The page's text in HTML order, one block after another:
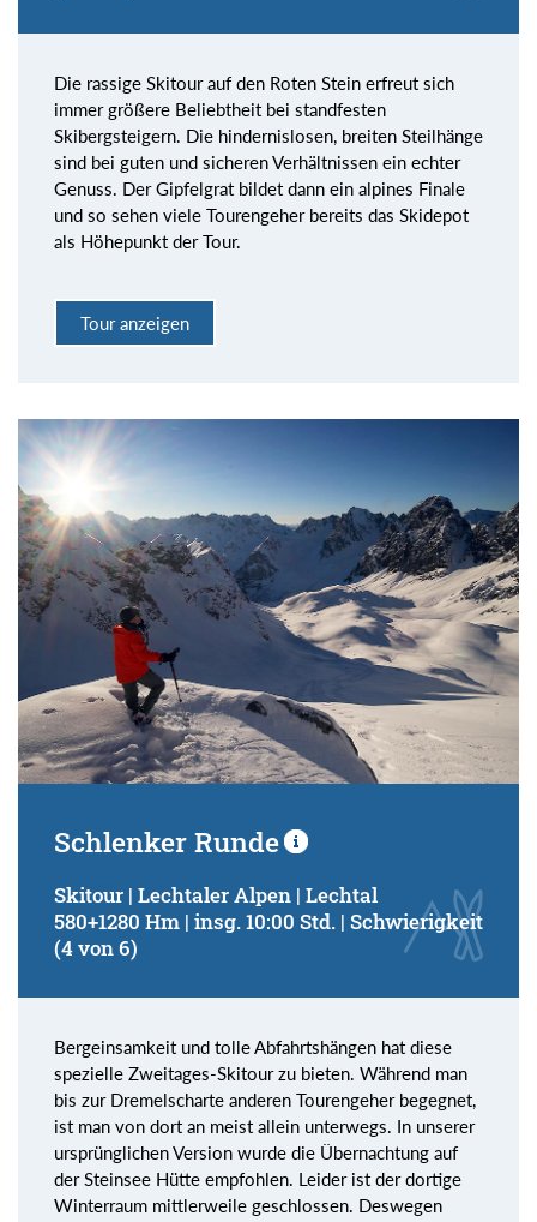
Die rassige Skitour auf den Roten Stein erfreut sich
immer größere Beliebtheit bei standfesten
Skibergsteigern. Die hindernislosen, breiten Steilhänge
sind bei guten und sicheren Verhältnissen ein echter
Genuss. Der Gipfelgrat bildet dann ein alpines Finale
und so sehen viele Tourengeher bereits das Skidepot
als Höhepunkt der Tour.
Tour anzeigen
Schlenker Runde
Skitour | Lechtaler Alpen | Lechtal
580+1280 Hm | insg. 10:00 Std. | Schwierigkeit
(4 von 6)
Bergeinsamkeit und tolle Abfahrtshängen hat diese
spezielle Zweitages-Skitour zu bieten. Während man
bis zur Dremelscharte anderen Tourengeher begegnet,
ist man von dort an meist allein unterwegs. In unserer
ursprünglichen Version wurde die Übernachtung auf
der Steinsee Hütte empfohlen. Leider ist der dortige
Winterraum mittlerweile geschlossen. Deswegen